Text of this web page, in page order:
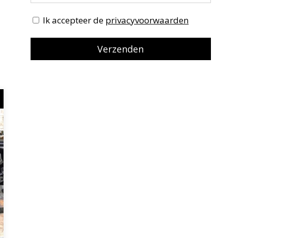
Ik accepteer de privacyvoorwaarden